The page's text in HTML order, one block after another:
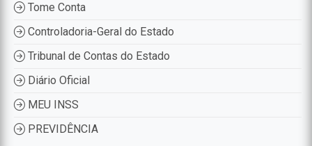
Tome Conta
Controladoria-Geral do Estado
Tribunal de Contas do Estado
Diário Oficial
MEU INSS
PREVIDÊNCIA